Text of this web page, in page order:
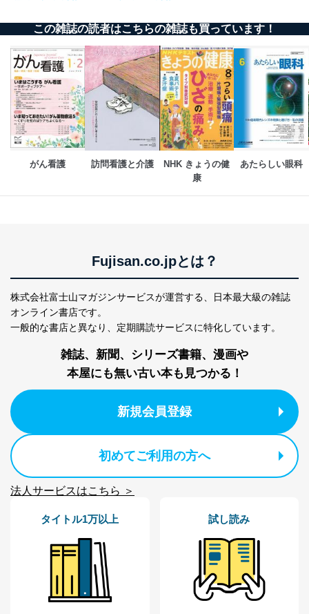
この雑誌の読者はこちらの雑誌も買っています！
がん看護 訪問看護と介護
NHK きょうの健
康
あたらしい眼科
Fujisan.co.jpとは？
株式会社富士山マガジンサービスが運営する、
日本最大級の雑誌
オンライン書店です。
一般的な書店と異なり、 定期購読サービスに特化しています。
雑誌、新聞、シリーズ書籍、漫画や
本屋にも無い古い本も見つかる！
新規会員登録
初めてご利用の方へ
法人サービスはこちら ＞
タイトル1万以上 試し読み